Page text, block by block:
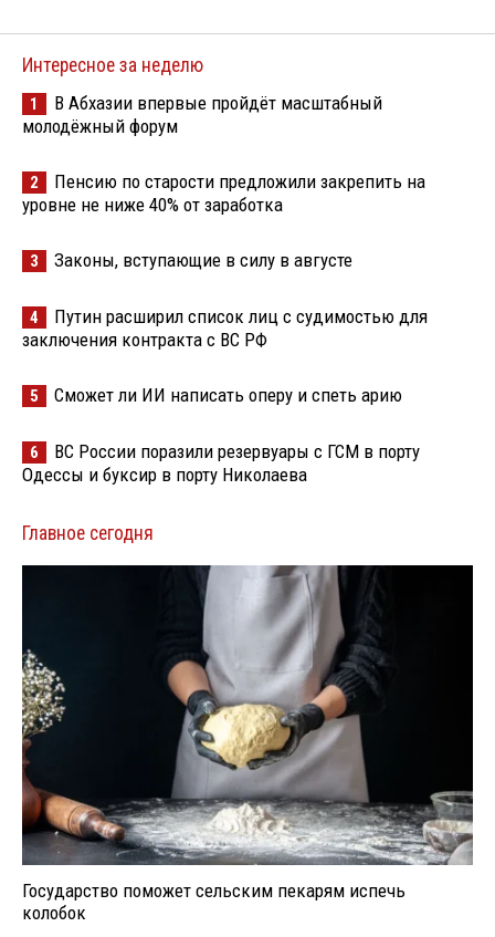
Интересное за неделю
1
В Абхазии впервые пройдёт масштабный
молодёжный форум
2
Пенсию по старости предложили закрепить на
уровне не ниже 40% от заработка
3 Законы, вступающие в силу в августе
4
Путин расширил список лиц с судимостью для
заключения контракта с ВС РФ
5 Сможет ли ИИ написать оперу и спеть арию
6
ВС России поразили резервуары с ГСМ в порту
Одессы и буксир в порту Николаева
Главное сегодня
Государство поможет сельским пекарям испечь
колобок